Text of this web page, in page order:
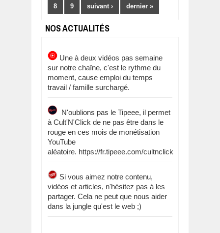
8 9 suivant › dernier »
NOS ACTUALITÉS
Une à deux vidéos pas semaine
sur notre chaîne, c'est le rythme du
moment, cause emploi du temps
travail / famille surchargé.
N'oublions pas le Tipeee, il permet
à Cult'N'Click de ne pas être dans le
rouge en ces mois de monétisation
YouTube
aléatoire. https://fr.tipeee.com/cultnclick
Si vous aimez notre contenu,
vidéos et articles, n'hésitez pas à les
partager. Cela ne peut que nous aider
dans la jungle qu'est le web ;)